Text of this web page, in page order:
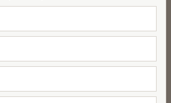
en het gebruik van
kan persoonlijke informatie
Persoonlijke informatie is elke
tot een identificeerbare
informatie direct of